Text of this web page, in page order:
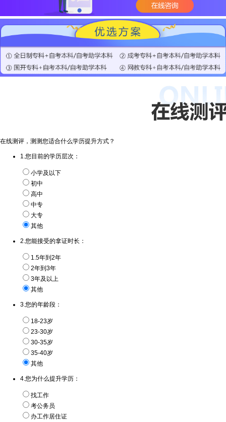
在线测评，测测您适合什么学历提升方式？
1.您目前的学历层次：
小学及以下
初中
高中
中专
大专
其他
2.您能接受的拿证时长：
1.5年到2年
2年到3年
3年及以上
其他
3.您的年龄段：
18-23岁
23-30岁
30-35岁
35-40岁
其他
4.您为什么提升学历：
找工作
考公务员
办工作居住证